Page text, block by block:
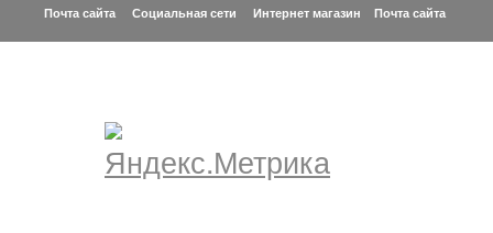
Почта сайта Социальная сети Интернет магазин Почта сайта